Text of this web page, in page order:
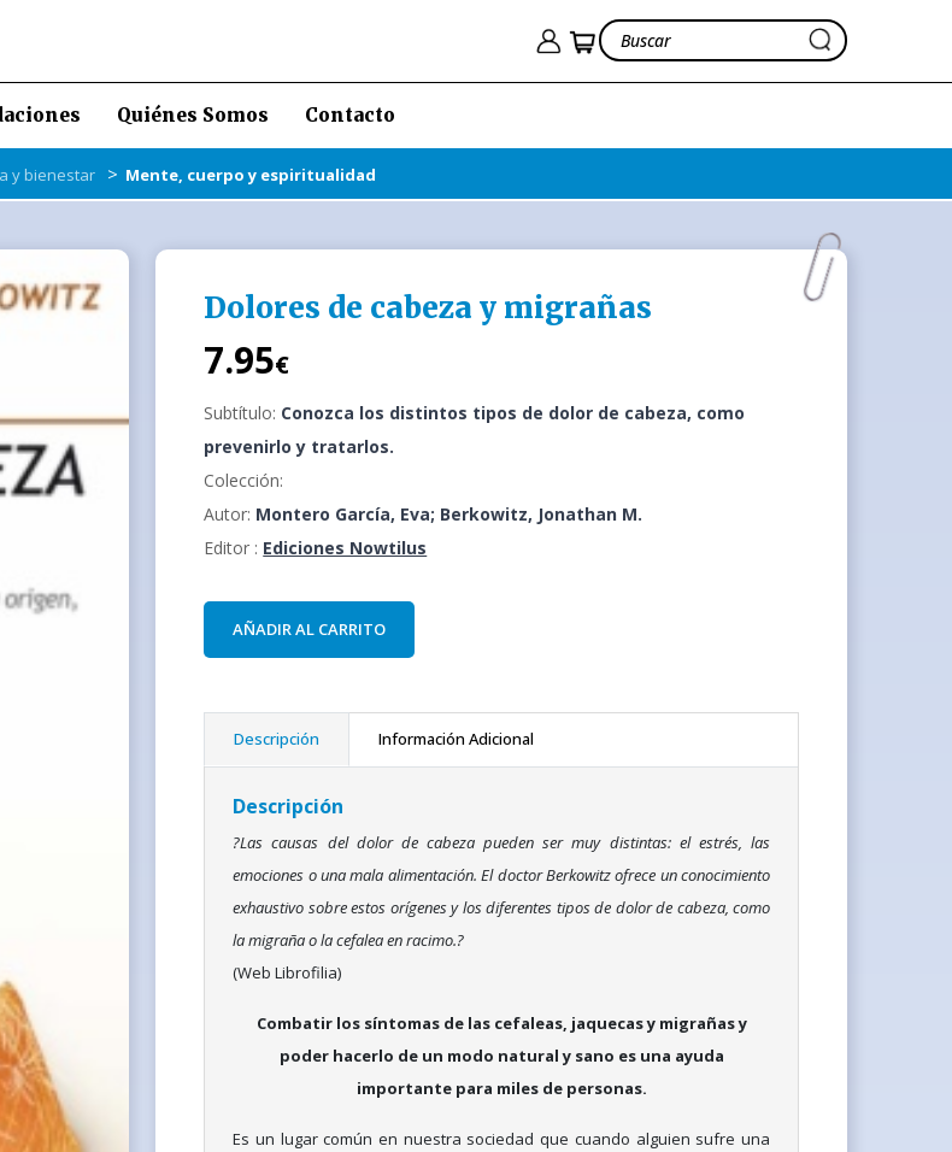
Quiénes Somos Contacto
y bienestar > Mente, cuerpo y espiritualidad
Dolores de cabeza y migrañas
7.95€
Subtítulo: Conozca los distintos tipos de dolor de cabeza, como
prevenirlo y tratarlos.
Colección:
Autor: Montero García, Eva; Berkowitz, Jonathan M.
Editor : Ediciones Nowtilus
AÑADIR AL CARRITO
Descripción Información Adicional
Descripción
?Las causas del dolor de cabeza pueden ser muy distintas: el estrés, las
emociones o una mala alimentación. El doctor Berkowitz ofrece un conocimiento
exhaustivo sobre estos orígenes y los diferentes tipos de dolor de cabeza, como
la migraña o la cefalea en racimo.?
(Web Librofilia)
Combatir los síntomas de las cefaleas, jaquecas y migrañas y
poder hacerlo de un modo natural y sano es una ayuda
importante para miles de personas.
Es un lugar común en nuestra sociedad que cuando alguien sufre una